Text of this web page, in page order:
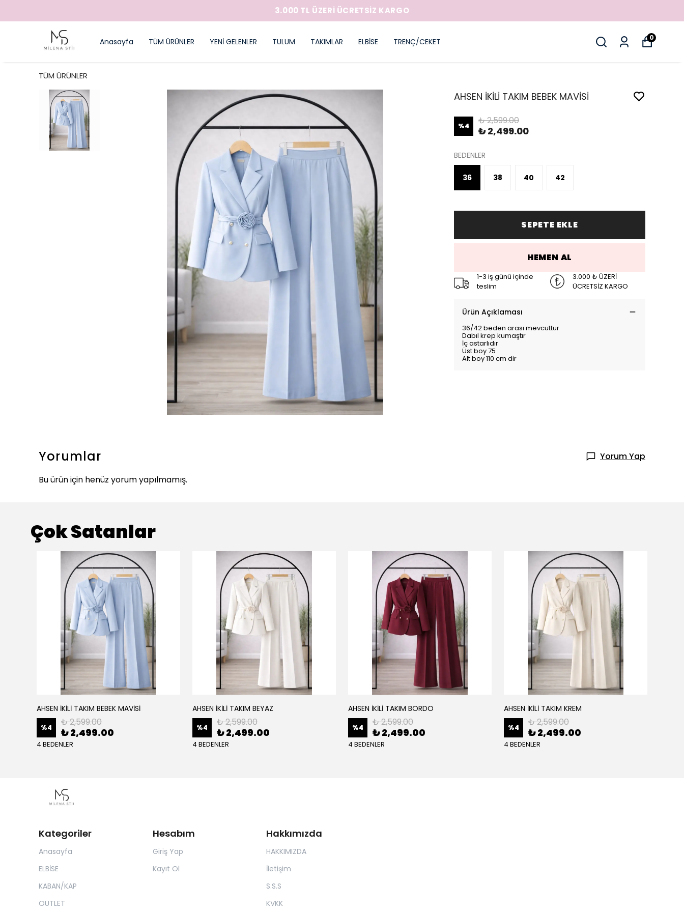
3.000 TL ÜZERİ ÜCRETSİZ KARGO
Anasayfa TÜM ÜRÜNLER YENİ GELENLER TULUM TAKIMLAR ELBİSE TRENÇ/CEKET 0
TÜM ÜRÜNLER
AHSEN İKİLİ TAKIM BEBEK MAVİSİ
%4 ₺ 2,599.00
₺ 2,499.00
BEDENLER
36 38 40 42
SEPETE EKLE
HEMEN AL
1-3 iş günü içinde
teslim
3.000 ₺ ÜZERİ
ÜCRETSİZ KARGO
Ürün Açıklaması
36/42 beden arası mevcuttur
Dabıl krep kumaştır
İç astarlıdır
Üst boy 75
Alt boy 110 cm dir
Yorumlar
Yorum Yap
Bu ürün için henüz yorum yapılmamış.
Çok Satanlar
AHSEN İKİLİ TAKIM BEBEK MAVİSİ
%4 ₺ 2,599.00
₺ 2,499.00
4 BEDENLER
AHSEN İKİLİ TAKIM BEYAZ
%4 ₺ 2,599.00
₺ 2,499.00
4 BEDENLER
AHSEN İKİLİ TAKIM BORDO
%4 ₺ 2,599.00
₺ 2,499.00
4 BEDENLER
AHSEN İKİLİ TAKIM KREM
%4 ₺ 2,599.00
₺ 2,499.00
4 BEDENLER
Kategoriler
Anasayfa
ELBİSE
KABAN/KAP
OUTLET
Hesabım
Giriş Yap
Kayıt Ol
Hakkımızda
HAKKIMIZDA
İletişim
S.S.S
KVKK